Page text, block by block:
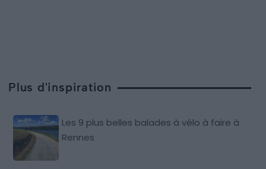
Plus d'inspiration
Les 9 plus belles balades à vélo à faire à
Rennes